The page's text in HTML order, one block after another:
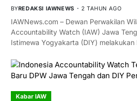
BYREDAKSI IAWNEWS 2 TAHUN AGO
IAWNews.com – Dewan Perwakilan
Accountability Watch (IAW) Jawa
Istimewa Yogyakarta (DIY)
Kabar IAW